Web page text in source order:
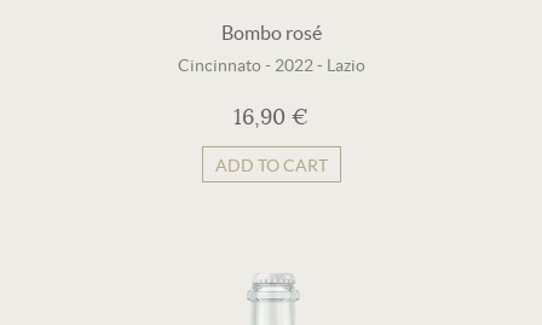
Bombo rosé
Cincinnato - 2022 - Lazio
16,90 €
ADD TO CART